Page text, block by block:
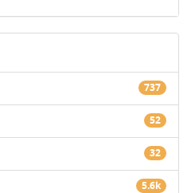
737
52
32
5.6k